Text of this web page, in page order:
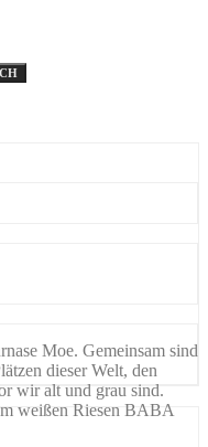
Moe. Gemeinsam sind
dieser Welt, den
wir alt und grau sind.
weißen Riesen BABA